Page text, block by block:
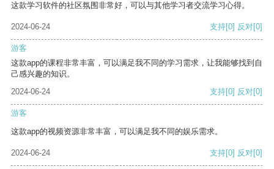
这款学习软件的社区氛围非常好，可以与其他学习者交流学习心得。
2024-06-24 支持[0] 反对[0]
游客
这款app的课程非常丰富，可以满足我不同的学习需求，让我能够找到自
己感兴趣的知识。
2024-06-24
支持[0] 反对[0]
游客
这款app的视频资源非常丰富，可以满足我不同的娱乐需求。
2024-06-24 支持[0] 反对[0]